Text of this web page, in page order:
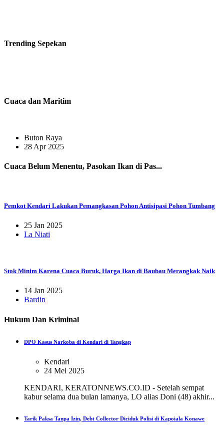
Trending Sepekan
Cuaca dan Maritim
Buton Raya
28 Apr 2025
Cuaca Belum Menentu, Pasokan Ikan di Pas...
Pemkot Kendari Lakukan Pemangkasan Pohon Antisipasi Pohon Tumbang
25 Jan 2025
La Niati
Stok Minim Karena Cuaca Buruk, Harga Ikan di Baubau Merangkak Naik
14 Jan 2025
Bardin
Hukum Dan Kriminal
DPO Kasus Narkoba di Kendari di Tangkap
Kendari
24 Mei 2025
KENDARI, KERATONNEWS.CO.ID - Setelah sempat
kabur selama dua bulan lamanya, LO alias Doni (48) akhir...
Tarik Paksa Tanpa Izin, Debt Collector Diciduk Polisi di Kapoiala Konawe